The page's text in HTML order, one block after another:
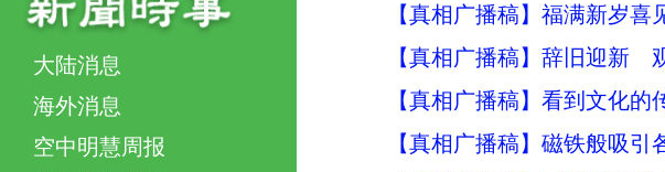
大陆消息
海外消息
空中明慧周报
【真相广播稿】福满新岁
【真相广播稿】辞旧迎新
【真相广播稿】看到文化
【真相广播稿】磁铁般吸